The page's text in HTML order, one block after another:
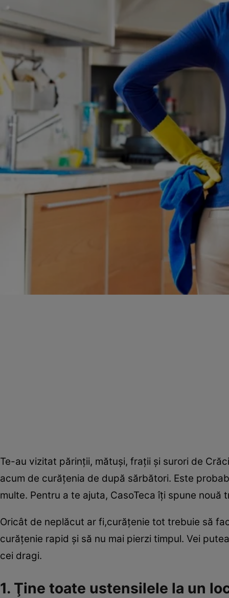
Te-au vizitat părinţii, mătuşi, fraţii şi surori de
acum de curăţenia de după sărbători. Este
multe. Pentru a te ajuta, CasoTeca îţi spune
Oricât de neplăcut ar fi,curăţenie tot trebuie să
curăţenie rapid şi să nu mai pierzi timpul. Vei
cei dragi.
1. Ţine toate ustensilele la un